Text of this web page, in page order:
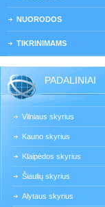
NUORODOS
TIKRINIMAMS
PADALINIAI
Vilniaus skyrius
Kauno skyrius
Klaipėdos skyrius
Šiaulių skyrius
Alytaus skyrius